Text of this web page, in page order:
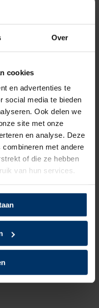
Over
cookies
en advertenties te
social media te bieden
Ook delen we
site met onze
en analyse. Deze
met andere
of die ze hebben
van hun services.
Wasbaar